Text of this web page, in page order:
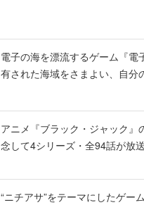
電子の海を漂流するゲーム『
有された海域をさまよい、自分
アニメ『ブラック・ジャック
念して4シリーズ・全94話が放送
“ニチアサ”をテーマにしたゲー